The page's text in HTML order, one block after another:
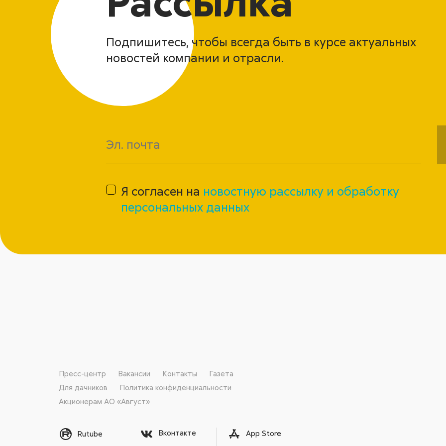
Подпишитесь, чтобы всегда быть в курсе актуальных
новостей компании и отрасли.
Я согласен на новостную рассылку и обработку
персональных данных
Пресс-центр Вакансии Контакты
Газета
Для дачников
Политика конфиденциальности
Акционерам АО «Август»
Rutube Вконтакте App Store